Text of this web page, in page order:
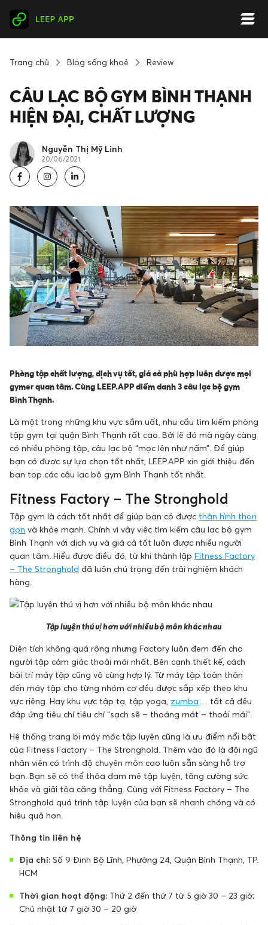
Trang chủ Blog sống khoẻ Review
CÂU LẠC BỘ GYM BÌNH THẠNH
HIỆN ĐẠI, CHẤT LƯỢNG
Nguyễn Thị Mỹ Linh
20/06/2021
Phòng tập chất lượng, dịch vụ tốt, giá cả phù hợp luôn được mọi
gymer quan tâm. Cùng LEEP.APP điểm danh 3 câu lạc bộ gym
Bình Thạnh.
Là một trong những khu vực sầm uất, nhu cầu tìm kiếm phòng
tập gym tại quận Bình Thạnh rất cao. Bởi lẽ đó mà ngày càng
có nhiều phòng tập, câu lạc bộ “mọc lên như nấm”. Để giúp
bạn có được sự lựa chọn tốt nhất, LEEP.APP xin giới thiệu đến
bạn top các câu lạc bộ gym Bình Thạnh tốt nhất.
Fitness Factory – The Stronghold
Tập gym là cách tốt nhất để giúp bạn có được thân hình thon
gọn và khỏe mạnh. Chính vì vậy việc tìm kiếm câu lạc bộ gym
Bình Thạnh với dịch vụ và giá cả tốt luôn được nhiều người
quan tâm. Hiểu được điều đó, từ khi thành lập Fitness Factory
– The Stronghold đã luôn chú trọng đến trải nghiệm khách
hàng.
Tập luyện thú vị hơn với nhiều bộ môn khác nhau
Diện tích không quá rộng nhưng Factory luôn đem đến cho
người tập cảm giác thoải mái nhất. Bên cạnh thiết kế, cách
bài trí máy tập cũng vô cùng hợp lý. Từ máy tập toàn thân
đến máy tập cho từng nhóm cơ đều được sắp xếp theo khu
vực riêng. Hay khu vực tập tạ, tập yoga, zumba … tất cả đều
đáp ứng tiêu chí tiêu chí “sạch sẽ – thoáng mát – thoải mái”.
Hệ thống trang bị máy móc tập luyện cũng là ưu điểm nổi bật
của Fitness Factory – The Stronghold. Thêm vào đó là đội ngũ
nhân viên có trình độ chuyên môn cao luôn sẵn sàng hỗ trợ
bạn. Bạn sẽ có thể thỏa đam mê tập luyện, tăng cường sức
khỏe và giải tỏa căng thẳng. Cùng với Fitness Factory – The
Stronghold quá trình tập luyện của bạn sẽ nhanh chóng và có
hiệu quả hơn.
Thông tin liên hệ
Địa chỉ: Số 9 Đinh Bộ Lĩnh, Phường 24, Quận Bình Thạnh, TP.
HCM
Thời gian hoạt động: Thứ 2 đến thứ 7 từ 5 giờ 30 – 23 giờ;
Chủ nhật từ 7 giờ 30 – 20 giờ